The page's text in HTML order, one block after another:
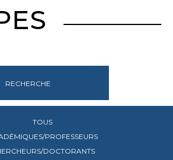
TOUS
PROFESSEURS
DOCTORANTS